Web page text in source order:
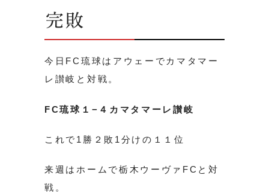
完敗
今日FC琉球はアウェーでカマタマー
レ讃岐と対戦。
FC琉球１−４カマタマーレ讃岐
これで1勝２敗1分けの１１位
来週はホームで栃木ウーヴァFCと対
戦。